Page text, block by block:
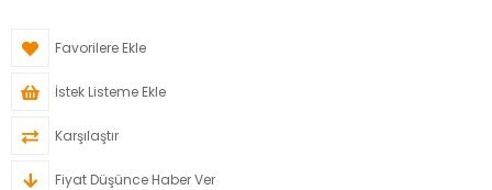
Favorilere Ekle
İstek Listeme Ekle
Karşılaştır
Fiyat Düşünce Haber Ver